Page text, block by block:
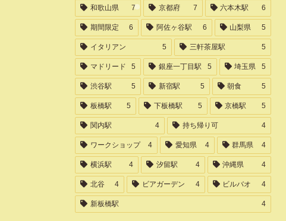
和歌山県 7 京都府 7 六本木駅 6
期間限定 6 阿佐ヶ谷駅 6 山梨県 5
イタリアン 5 三軒茶屋駅 5
マドリード 5 銀座一丁目駅 5 埼玉県 5
渋谷駅 5 新宿駅 5 朝食 5
板橋駅 5 下板橋駅 5 京橋駅 5
関内駅 4 持ち帰り可 4
ワークショップ 4 愛知県 4 群馬県 4
横浜駅 4 汐留駅 4 沖縄県 4
北谷 4 ビアガーデン 4 ビルバオ 4
新板橋駅 4